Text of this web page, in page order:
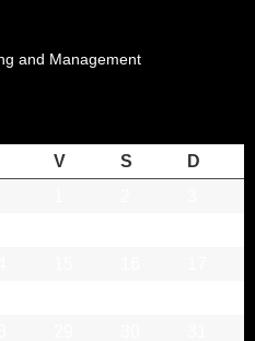
and Management
V S
D